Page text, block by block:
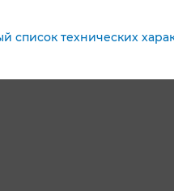
список технических